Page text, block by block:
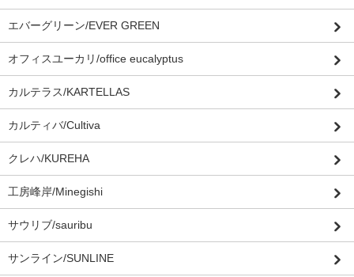
エバーグリーン/EVER GREEN
オフィスユーカリ/office eucalyptus
カルテラス/KARTELLAS
カルティバ/Cultiva
クレハ/KUREHA
工房峰岸/Minegishi
サウリブ/sauribu
サンライン/SUNLINE